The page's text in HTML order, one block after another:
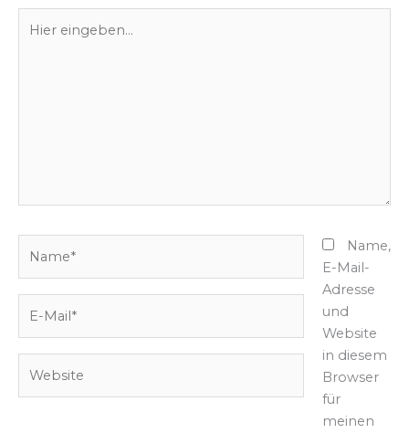
eingeben…
Mail*
Name,
E-Mail-
Adresse
und
Website
in diesem
Browser
für
meinen